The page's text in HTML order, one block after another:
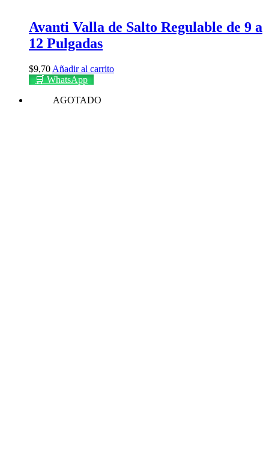
Avanti Valla de Salto Regulable de 9 a
12 Pulgadas
$9,70 Añadir al carrito
🛒 WhatsApp
AGOTADO